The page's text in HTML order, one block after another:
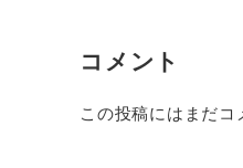
コメント
この投稿にはまだコ